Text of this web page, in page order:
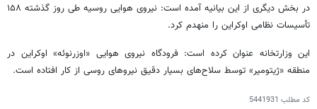
در بخش دیگری از این بیانیه آمده است: نیروی هوایی روسیه طی روز گذشته ۱۵۸
تأسیسات نظامی اوکراین را منهدم کرد.
این وزارتخانه عنوان کرده است: فرودگاه نیروی هوایی «اوزرنوئه» اوکراین در
منطقه «ژیتومیر» توسط سلاح‌های بسیار دقیق نیروهای روسی از کار افتاده است.
کد مطلب 5441931